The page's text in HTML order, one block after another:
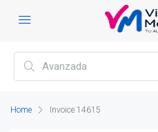
Home Invoice 14615